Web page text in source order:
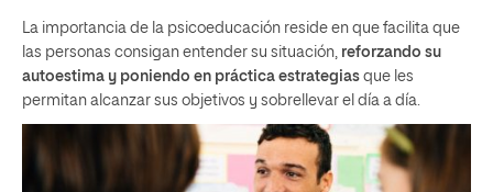
La importancia de la psicoeducación reside en que facilita que
las personas consigan entender su situación, reforzando su
autoestima y poniendo en práctica estrategias que les
permitan alcanzar sus objetivos y sobrellevar el día a día.